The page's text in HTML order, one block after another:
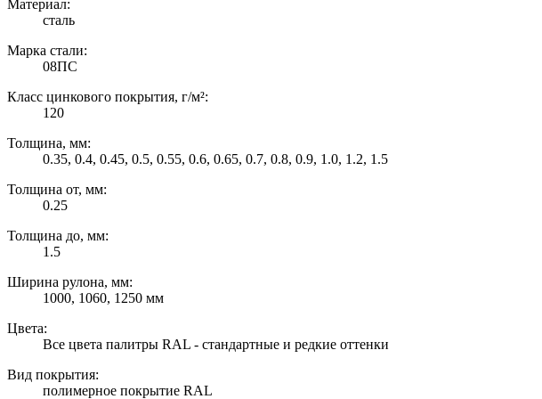
Материал:
сталь
Марка стали:
08ПС
Класс цинкового покрытия, г/м²:
120
Толщина, мм:
0.35, 0.4, 0.45, 0.5, 0.55, 0.6, 0.65, 0.7, 0.8, 0.9, 1.0, 1.2, 1.5
Толщина от, мм:
0.25
Толщина до, мм:
1.5
Ширина рулона, мм:
1000, 1060, 1250 мм
Цвета:
Все цвета палитры RAL - стандартные и редкие оттенки
Вид покрытия:
полимерное покрытие RAL